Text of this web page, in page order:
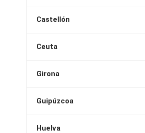
Castellón
Ceuta
Girona
Guipúzcoa
Huelva